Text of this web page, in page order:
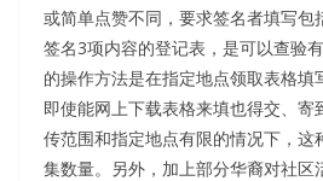
或简单点赞不同，要求签名者填写包
签名3项内容的登记表，是可以查验
的操作方法是在指定地点领取表格填
即使能网上下载表格来填也得交、寄
传范围和指定地点有限的情况下，这
集数量。另外，加上部分华裔对社区